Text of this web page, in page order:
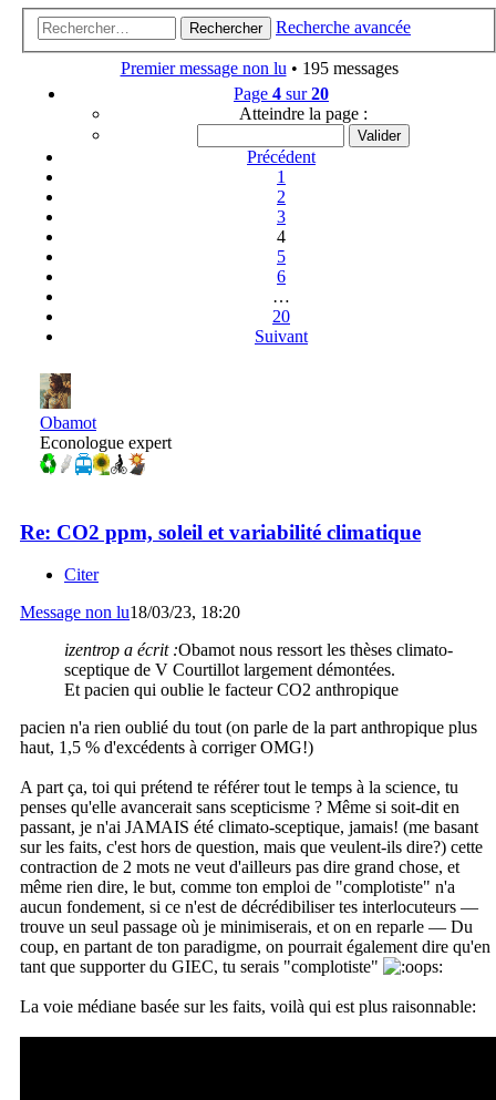
Rechercher Recherche avancée
Premier message non lu • 195 messages
Page 4 sur20
Atteindre la page :
Précédent
1
2
3
4
5
6
…
20
Suivant
Obamot
Econologue expert
Re: CO2 ppm, soleil et variabilité climatique
Citer
Message non lu18/03/23, 18:20
izentrop a écrit :Obamot nous ressort les thèses climato-
sceptique de V Courtillot largement démontées.
Et pacien qui oublie le facteur CO2 anthropique
pacien n'a rien oublié du tout (on parle de la part anthropique plus
haut, 1,5 % d'excédents à corriger OMG!)
A part ça, toi qui prétend te référer tout le temps à la science, tu
penses qu'elle avancerait sans scepticisme ? Même si soit-dit en
passant, je n'ai JAMAIS été climato-sceptique, jamais! (me basant
sur les faits, c'est hors de question, mais que veulent-ils dire?) cette
contraction de 2 mots ne veut d'ailleurs pas dire grand chose, et
même rien dire, le but, comme ton emploi de "complotiste" n'a
aucun fondement, si ce n'est de décrédibiliser tes interlocuteurs —
trouve un seul passage où je minimiserais, et on en reparle — Du
coup, en partant de ton paradigme, on pourrait également dire qu'en
tant que supporter du GIEC, tu serais "complotiste"
La voie médiane basée sur les faits, voilà qui est plus raisonnable: